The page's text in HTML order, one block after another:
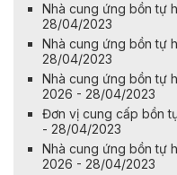
Nhà cung ứng bồn tự
28/04/2023
Nhà cung ứng bồn tự
28/04/2023
Nhà cung ứng bồn tự
2026 - 28/04/2023
Đơn vị cung cấp bồn
- 28/04/2023
Nhà cung ứng bồn tự
2026 - 28/04/2023